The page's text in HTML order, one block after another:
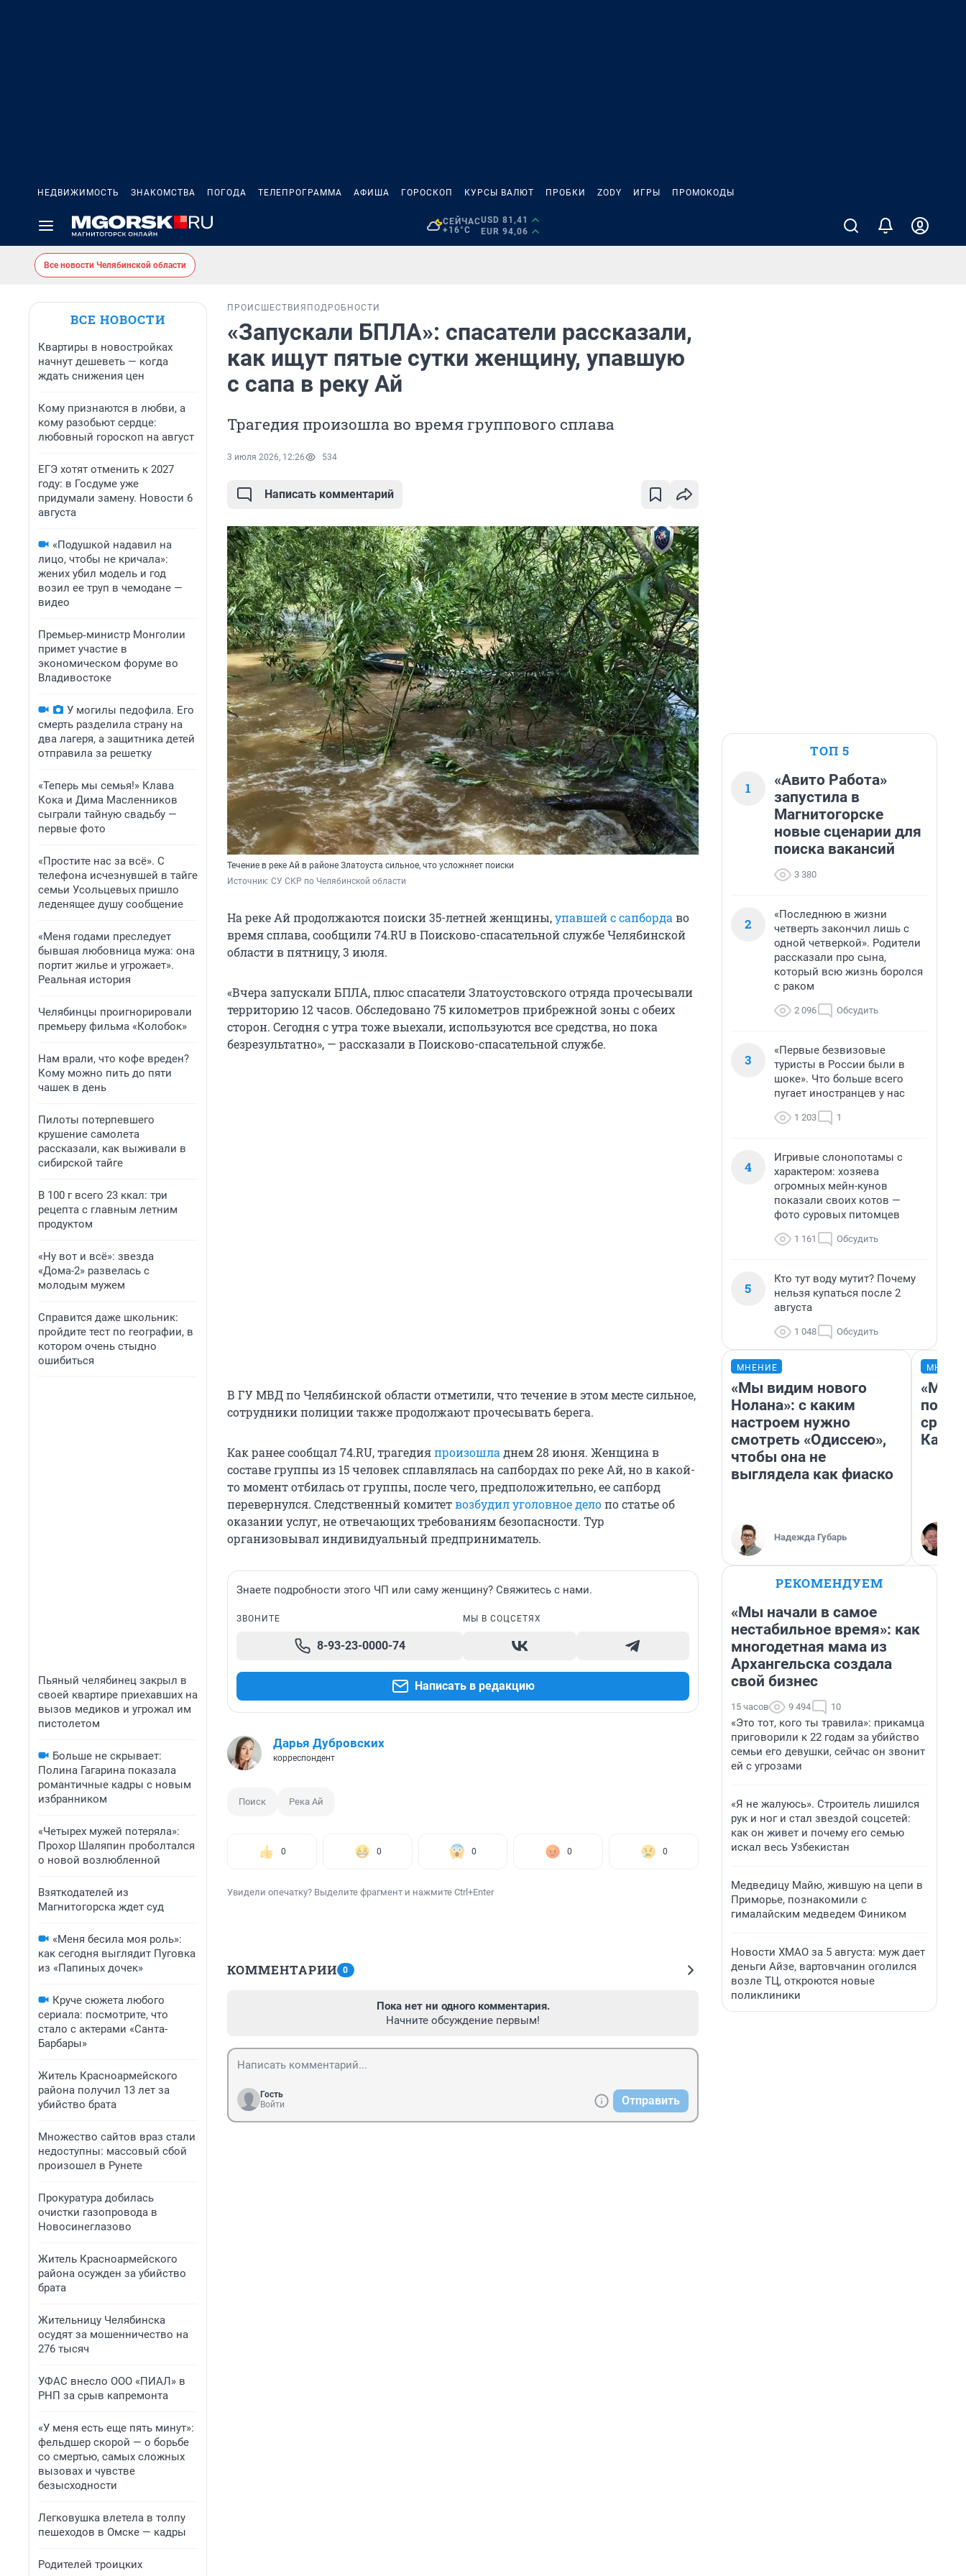
НЕДВИЖИМОСТЬ ЗНАКОМСТВА ПОГОДА ТЕЛЕПРОГРАММА АФИША ГОРОСКОП КУРСЫ ВАЛЮТ ПРОБКИ ZODY ИГРЫ ПРОМОКОДЫ
СЕЙЧАС
+16°C
USD 81,41
EUR 94,06
Все новости Челябинской области
ВСЕ НОВОСТИ
Квартиры в новостройках
начнут дешеветь — когда
ждать снижения цен
Кому признаются в любви, а
кому разобьют сердце:
любовный гороскоп на август
ЕГЭ хотят отменить к 2027
году: в Госдуме уже
придумали замену. Новости 6
августа
«Подушкой надавил на
лицо, чтобы не кричала»:
жених убил модель и год
возил ее труп в чемодане —
видео
Премьер‑министр Монголии
примет участие в
экономическом форуме во
Владивостоке
У могилы педофила. Его
смерть разделила страну на
два лагеря, а защитника детей
отправила за решетку
«Теперь мы семья!» Клава
Кока и Дима Масленников
сыграли тайную свадьбу —
первые фото
«Простите нас за всё». С
телефона исчезнувшей в тайге
семьи Усольцевых пришло
леденящее душу сообщение
«Меня годами преследует
бывшая любовница мужа: она
портит жилье и угрожает».
Реальная история
Челябинцы проигнорировали
премьеру фильма «Колобок»
Нам врали, что кофе вреден?
Кому можно пить до пяти
чашек в день
Пилоты потерпевшего
крушение самолета
рассказали, как выживали в
сибирской тайге
В 100 г всего 23 ккал: три
рецепта с главным летним
продуктом
«Ну вот и всё»: звезда
«Дома-2» развелась с
молодым мужем
Справится даже школьник:
пройдите тест по географии, в
котором очень стыдно
ошибиться
Пьяный челябинец закрыл в
своей квартире приехавших на
вызов медиков и угрожал им
пистолетом
Больше не скрывает:
Полина Гагарина показала
романтичные кадры с новым
избранником
«Четырех мужей потеряла»:
Прохор Шаляпин проболтался
о новой возлюбленной
Взяткодателей из
Магнитогорска ждет суд
«Меня бесила моя роль»:
как сегодня выглядит Пуговка
из «Папиных дочек»
Круче сюжета любого
сериала: посмотрите, что
стало с актерами «Санта-
Барбары»
Житель Красноармейского
района получил 13 лет за
убийство брата
Множество сайтов враз стали
недоступны: массовый сбой
произошел в Рунете
Прокуратура добилась
очистки газопровода в
Новосинеглазово
Житель Красноармейского
района осужден за убийство
брата
Жительницу Челябинска
осудят за мошенничество на
276 тысяч
УФАС внесло ООО «ПИАЛ» в
РНП за срыв капремонта
«У меня есть еще пять минут»:
фельдшер скорой — о борьбе
со смертью, самых сложных
вызовах и чувстве
безысходности
Легковушка влетела в толпу
пешеходов в Омске — кадры
Родителей троицких
ПРОИСШЕСТВИЯ ПОДРОБНОСТИ
«Запускали БПЛА»: спасатели рассказали,
как ищут пятые сутки женщину, упавшую
с сапа в реку Ай
Трагедия произошла во время группового сплава
3 июля 2026, 12:26 534
Написать комментарий
Течение в реке Ай в районе Златоуста сильное, что усложняет поиски
Источник: СУ СКР по Челябинской области
На реке Ай продолжаются поиски 35-летней женщины,упавшей с сапборда во
время сплава, сообщили 74.RU в Поисково-спасательной службе Челябинской
области в пятницу, 3 июля.
«Вчера запускали БПЛА, плюс спасатели Златоустовского отряда прочесывали
территорию 12 часов. Обследовано 75 километров прибрежной зоны с обеих
сторон. Сегодня с утра тоже выехали, используются все средства, но пока
безрезультатно», — рассказали в Поисково-спасательной службе.
В ГУ МВД по Челябинской области отметили, что течение в этом месте сильное,
сотрудники полиции также продолжают прочесывать берега.
Как ранее сообщал 74.RU, трагедияпроизошла днем 28 июня. Женщина в
составе группы из 15 человек сплавлялась на сапбордах по реке Ай, но в какой-
то момент отбилась от группы, после чего, предположительно, ее сапборд
перевернулся. Следственный комитетвозбудил уголовное делопо статье об
оказании услуг, не отвечающих требованиям безопасности. Тур
организовывал индивидуальный предприниматель.
Знаете подробности этого ЧП или саму женщину? Свяжитесь с нами.
ЗВОНИТЕ
8-93-23-0000-74
МЫ В СОЦСЕТЯХ
Написать в редакцию
Дарья Дубровских
корреспондент
Поиск Река Ай
0 0 0 0 0
Увидели опечатку? Выделите фрагмент и нажмите Ctrl+Enter
КОММЕНТАРИИ 0
Пока нет ни одного комментария.
Начните обсуждение первым!
Гость
Войти
Отправить
ТОП 5
1
«Авито Работа»
запустила в
Магнитогорске
новые сценарии для
поиска вакансий
3 380
2
«Последнюю в жизни
четверть закончил лишь с
одной четверкой». Родители
рассказали про сына,
который всю жизнь боролся
с раком
2 096 Обсудить
3
«Первые безвизовые
туристы в России были в
шоке». Что больше всего
пугает иностранцев у нас
1 203 1
4
Игривые слонопотамы с
характером: хозяева
огромных мейн-кунов
показали своих котов —
фото суровых питомцев
1 161 Обсудить
5
Кто тут воду мутит? Почему
нельзя купаться после 2
августа
1 048 Обсудить
МНЕНИЕ
«Мы видим нового
Нолана»: с каким
настроем нужно
смотреть «Одиссею»,
чтобы она не
выглядела как фиаско
Надежда Губарь
РЕКОМЕНДУЕМ
«Мы начали в самое
нестабильное время»: как
многодетная мама из
Архангельска создала
свой бизнес
15 часов 9 494 10
«Это тот, кого ты травила»: прикамца
приговорили к 22 годам за убийство
семьи его девушки, сейчас он звонит
ей с угрозами
«Я не жалуюсь». Строитель лишился
рук и ног и стал звездой соцсетей:
как он живет и почему его семью
искал весь Узбекистан
Медведицу Майю, жившую на цепи в
Приморье, познакомили с
гималайским медведем Фиником
Новости ХМАО за 5 августа: муж дает
деньги Айзе, вартовчанин оголился
возле ТЦ, откроются новые
поликлиники